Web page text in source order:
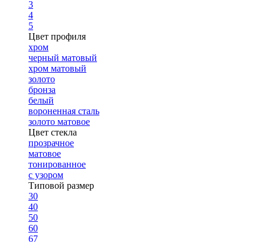
3
4
5
Цвет профиля
хром
черный матовый
хром матовый
золото
бронза
белый
вороненная сталь
золото матовое
Цвет стекла
прозрачное
матовое
тонированное
с узором
Типовой размер
30
40
50
60
67